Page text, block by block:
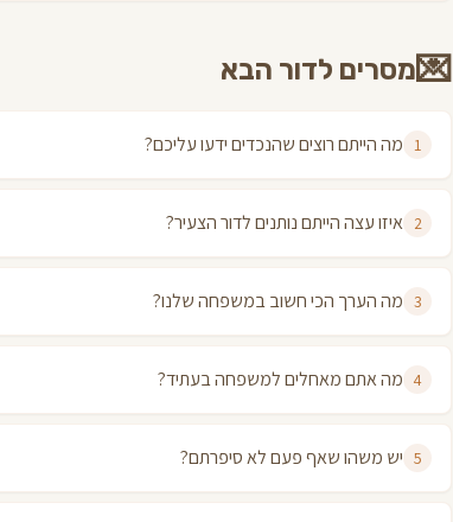
💌מסרים לדור הבא
1 מה הייתם רוצים שהנכדים ידעו עליכם?
2 איזו עצה הייתם נותנים לדור הצעיר?
3 מה הערך הכי חשוב במשפחה שלנו?
4 מה אתם מאחלים למשפחה בעתיד?
5 יש משהו שאף פעם לא סיפרתם?